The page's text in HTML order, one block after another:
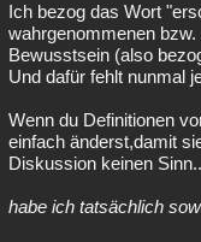
Ich bezog das Wort
wahrgenommenen
Bewusstsein (also
Und dafür fehlt nunmal
Wenn du Definitionen
einfach änderst,damit
Diskussion keinen
habe ich tatsächlich